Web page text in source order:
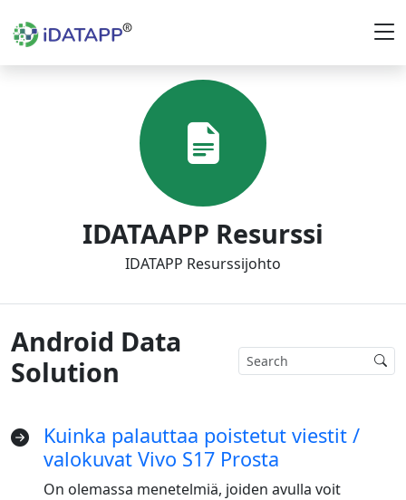
IDATAAPP Resurssi
IDATAPP Resurssijohto
Android Data
Solution
Kuinka palauttaa poistetut viestit /
valokuvat Vivo S17 Prosta
On olemassa menetelmiä, joiden avulla voit